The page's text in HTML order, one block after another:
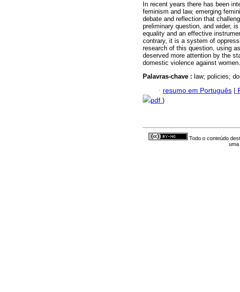
In recent years there has been
feminism and law, emerging
debate and reflection that
preliminary question, and wider,
equality and an effective
contrary, it is a system of
research of this question, using
deserved more attention by the
domestic violence against women.
Palavras-chave : law; policies;
· resumo em Português |
pdf )
Todo o conteúdo
uma